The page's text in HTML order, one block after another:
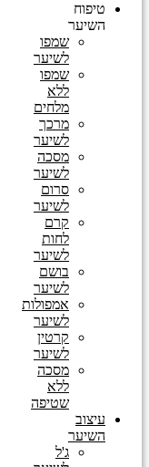
טיפוח
השיער
שמפו
לשיער
שמפו
ללא
מלחים
מרכך
לשיער
מסכה
לשיער
סרום
לשיער
קרם
לחות
לשיער
בושם
לשיער
אמפולות
לשיער
קרטין
לשיער
מסכה
ללא
שטיפה
עיצוב
השיער
ג'ל